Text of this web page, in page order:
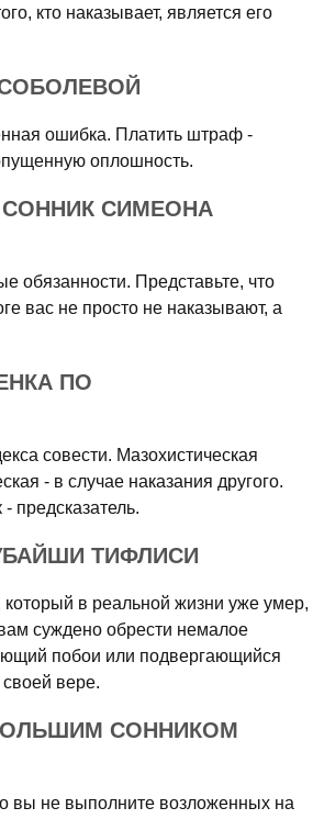
кто наказывает, является его
ошибка. Платить штраф -
оплошность.
СИМЕОНА
обязанности. Представьте, что
вас не просто не наказывают, а
ПО
совести. Мазохистическая
- в случае наказания другого.
предсказатель.
ТИФЛИСИ
который в реальной жизни уже умер,
суждено обрести немалое
побои или подвергающийся
вере.
СОННИКОМ
вы не выполните возложенных на